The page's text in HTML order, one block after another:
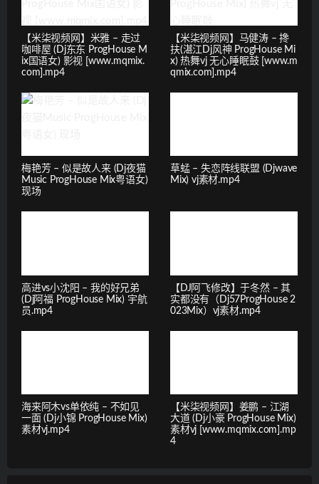
【米柒视频网】米雅 – 走过
咖啡屋 (Dj东东 ProgHouse M
ix国语女) 影视 [www.mqmix.
com].mp4
【米柒视频网】马健涛 – 搀
扶(湛江Dj风神 ProgHouse Mi
x) 热舞vj 无心睡眠鼓 [www.m
qmix.com].mp4
梅艳芳 – 似是故人来 (Dj夜猫
Music ProgHouse Mix粤语女)
现场
草蜢 – 失恋阵线联盟 (Djwave
Mix) vj素材.mp4
高进vs小沈阳 – 我的好兄弟
(Dj阿福 ProgHouse Mix) 宇航
员.mp4
【DJ阿飞修改】于冬然 – 其
实都没有（Dj57ProgHouse 2
023Mix）vj素材.mp4
海来阿木vs单依纯 – 不如见
一面 (Dj小锦 ProgHouse Mix)
素材vj.mp4
【米柒视频网】姜鹏 – 江湖
大道 (Dj小豪 ProgHouse Mix)
素材vj [www.mqmix.com].mp
4